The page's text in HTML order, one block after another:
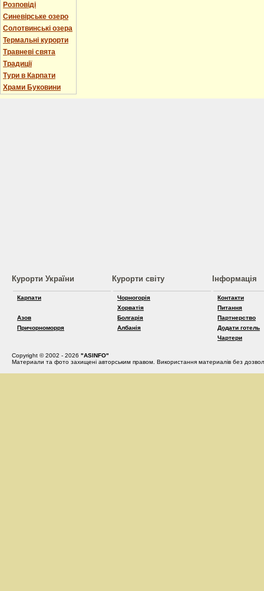
Розповіді
Синевірське озеро
Солотвинські озера
Термальні курорти
Травневі свята
Традиції
Тури в Карпати
Храми Буковини
Курорти України
Карпати
Азов
Причорноморря
Курорти світу
Чорногорія
Хорватія
Болгарія
Албанія
Інформація
Контакти
Питання
Партнерство
Додати готель
Чартери
Copyright © 2002 - 2026 "ASINFO"
Материали та фото захищені авторським правом. Використання материалів без